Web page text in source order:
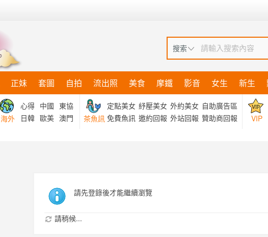
搜索
正妹 套圖 自拍 流出照 美食 摩鐵 影音 女生 新生
海外
心得 中國 東協
日韓 歐美 澳門 茶魚訊
定點美女 紓壓美女 外約美女 自助廣告區
免費魚訊 邀約回報 外站回報 贊助商回報 VIP
請先登錄後才能繼續瀏覽
請稍候...